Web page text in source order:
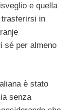
e quella
trasferirsi in
sé per almeno
è stato
senza